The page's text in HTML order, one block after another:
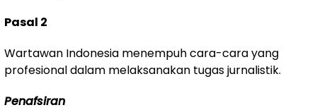
Pasal 2
Wartawan Indonesia menempuh cara-cara yang
profesional dalam melaksanakan tugas jurnalistik.
Penafsiran